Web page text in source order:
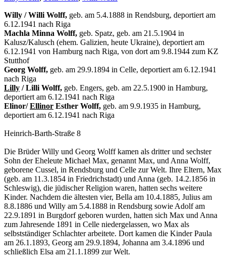
Willy / Willi Wolff, geb. am 5.4.1888 in Rendsburg, deportiert am
6.12.1941 nach Riga
Machla Minna Wolff, geb. Spatz, geb. am 21.5.1904 in
Kalusz/Kalusch (ehem. Galizien, heute Ukraine), deportiert am
6.12.1941 von Hamburg nach Riga, von dort am 9.8.1944 zum KZ
Stutthof
Georg Wolff, geb. am 29.9.1894 in Celle, deportiert am 6.12.1941
nach Riga
Lilly / Lilli Wolff, geb. Engers, geb. am 22.5.1900 in Hamburg,
deportiert am 6.12.1941 nach Riga
Elinor/Ellinor Esther Wolff, geb. am 9.9.1935 in Hamburg,
deportiert am 6.12.1941 nach Riga
Heinrich-Barth-Straße 8
Die Brüder Willy und Georg Wolff kamen als dritter und sechster
Sohn der Eheleute Michael Max, genannt Max, und Anna Wolff,
geborene Cussel, in Rendsburg und Celle zur Welt. Ihre Eltern, Max
(geb. am 11.3.1854 in Friedrichstadt) und Anna (geb. 14.2.1856 in
Schleswig), die jüdischer Religion waren, hatten sechs weitere
Kinder. Nachdem die ältesten vier, Bella am 10.4.1885, Julius am
8.8.1886 und Willy am 5.4.1888 in Rendsburg sowie Adolf am
22.9.1891 in Burgdorf geboren wurden, hatten sich Max und Anna
zum Jahresende 1891 in Celle niedergelassen, wo Max als
selbstständiger Schlachter arbeitete. Dort kamen die Kinder Paula
am 26.1.1893, Georg am 29.9.1894, Johanna am 3.4.1896 und
schließlich Elsa am 21.1.1899 zur Welt.